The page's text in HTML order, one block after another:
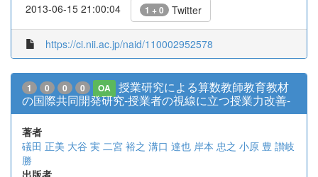
2013-06-15 21:00:04 1 + 0 Twitter
https://ci.nii.ac.jp/naid/110002952578
1 0 0 0 OA
授業研究による算数教師教育教材
の国際共同開発研究-授業者の視線に立つ授業力改善-
著者
礒田 正美 大谷 実 二宮 裕之 溝口 達也 岸本 忠之 小原 豊 讃岐
勝
出版者